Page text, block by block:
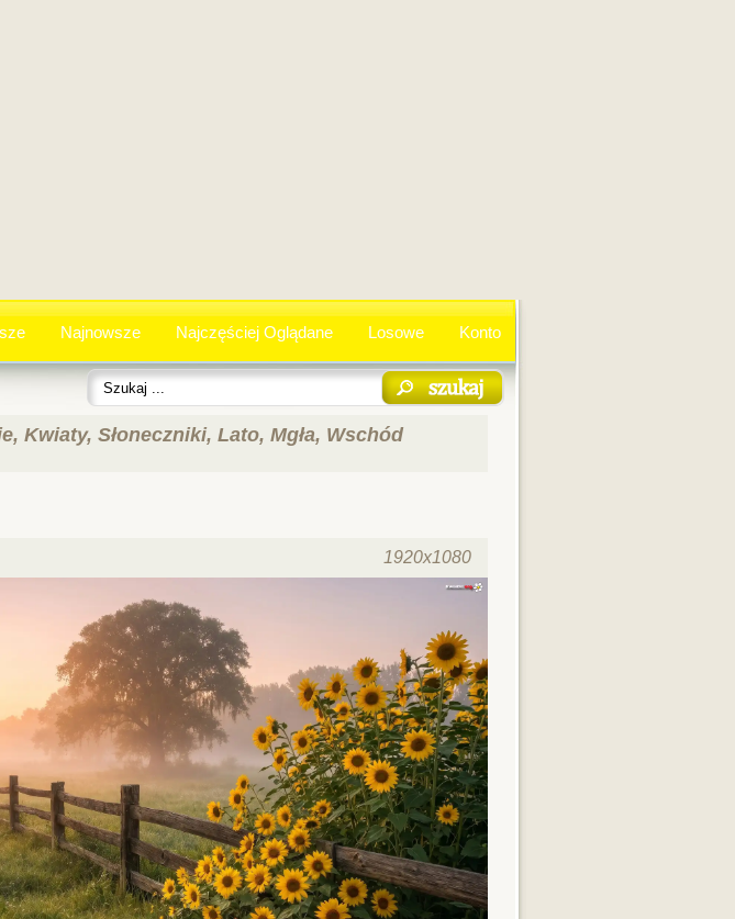
Najnowsze Najczęściej Oglądane Losowe Konto
Kwiaty, Słoneczniki, Lato, Mgła, Wschód
1920x1080